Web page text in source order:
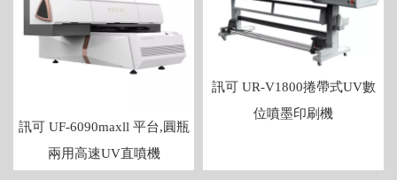
訊可 UF-6090maxll 平台,圓瓶
兩用高速UV直噴機
訊可 UR-V1800捲帶式UV數
位噴墨印刷機